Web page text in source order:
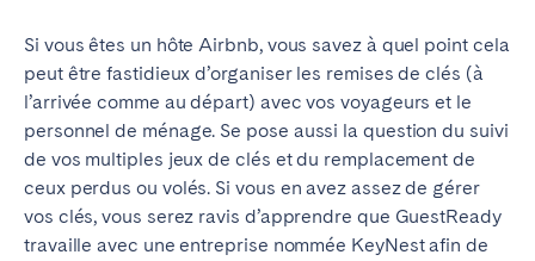
Si vous êtes un hôte Airbnb, vous savez à quel point cela
peut être fastidieux d’organiser les remises de clés (à
l’arrivée comme au départ) avec vos voyageurs et le
personnel de ménage. Se pose aussi la question du suivi
de vos multiples jeux de clés et du remplacement de
ceux perdus ou volés. Si vous en avez assez de gérer
vos clés, vous serez ravis d’apprendre que GuestReady
travaille avec une entreprise nommée KeyNest afin de
SAUDI ARABIA
Riyadh
ESPAGNE
Alicante
Barcelone